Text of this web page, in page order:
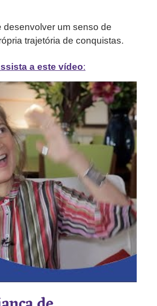
desenvolver um senso de
trajetória de conquistas.
a este vídeo: